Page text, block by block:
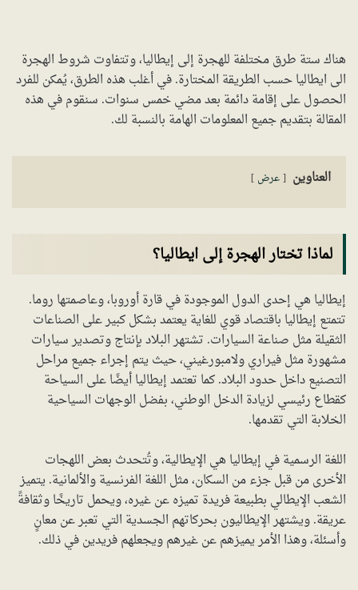
هناك ستة طرق مختلفة للهجرة إلى إيطاليا، وتتفاوت شروط الهجرة
الى ايطاليا حسب الطريقة المختارة. في أغلب هذه الطرق، يُمكن للفرد
الحصول على إقامة دائمة بعد مضي خمس سنوات. سنقوم في هذه
المقالة بتقديم جميع المعلومات الهامة بالنسبة لك.
العناوين عرض
لماذا تختار الهجرة إلى ايطاليا؟
إيطاليا هي إحدى الدول الموجودة في قارة أوروبا، وعاصمتها روما.
تتمتع إيطاليا باقتصاد قوي للغاية يعتمد بشكل كبير على الصناعات
الثقيلة مثل صناعة السيارات. تشتهر البلاد بإنتاج وتصدير سيارات
مشهورة مثل فيراري ولامبورغيني، حيث يتم إجراء جميع مراحل
التصنيع داخل حدود البلاد. كما تعتمد إيطاليا أيضًا على السياحة
كقطاع رئيسي لزيادة الدخل الوطني، بفضل الوجهات السياحية
الخلابة التي تقدمها.
اللغة الرسمية في إيطاليا هي الإيطالية، وتُتحدث بعض اللهجات
الأخرى من قبل جزء من السكان، مثل اللغة الفرنسية والألمانية. يتميز
الشعب الإيطالي بطبيعة فريدة تميزه عن غيره، ويحمل تاريخًا وثقافةً
عريقة. ويشتهر الإيطاليون بحركاتهم الجسدية التي تعبر عن معانٍ
وأسئلة، وهذا الأمر يميزهم عن غيرهم ويجعلهم فريدين في ذلك.